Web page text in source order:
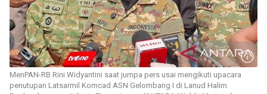
MenPAN-RB Rini Widyantini saat jumpa pers usai mengikuti upacara
penutupan Latsarmil Komcad ASN Gelombang I di Lanud Halim